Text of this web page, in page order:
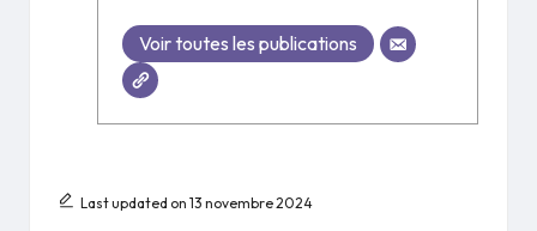
Voir toutes les publications
Last updated on 13 novembre 2024